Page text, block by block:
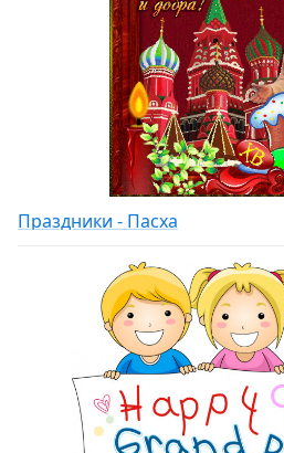
Праздники - Пасха